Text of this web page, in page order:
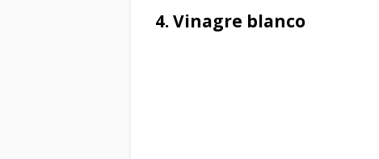
4. Vinagre blanco